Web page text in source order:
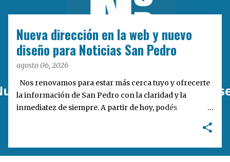
Nueva dirección en la web y nuevo
diseño para Noticias San Pedro
agosto 06, 2026
Nos renovamos para estar más cerca tuyo y ofrecerte
la información de San Pedro con la claridad y la
inmediatez de siempre. A partir de hoy, podés
Desarrollamos una interfaz más ágil, moderna e